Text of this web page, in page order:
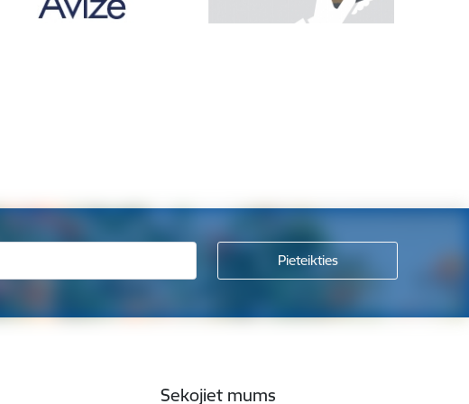
Sekojiet mums